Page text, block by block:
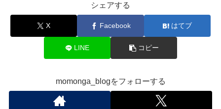
シェアする
X Facebook はてブ
LINE コピー
momonga_blogをフォローする